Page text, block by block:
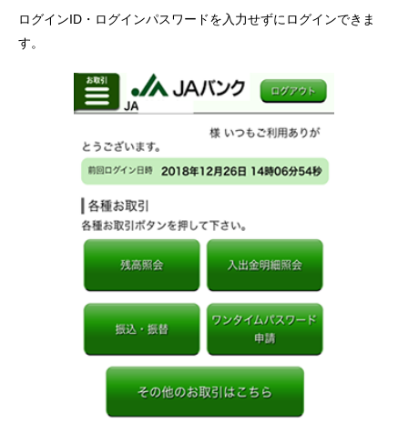
ログインID・ログインパスワードを入力せずにログインできま
す。